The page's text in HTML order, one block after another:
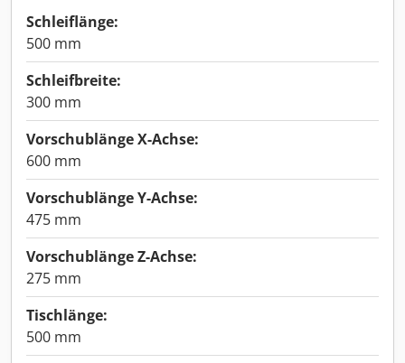
Schleiflänge:
500 mm
Schleifbreite:
300 mm
Vorschublänge X-Achse:
600 mm
Vorschublänge Y-Achse:
475 mm
Vorschublänge Z-Achse:
275 mm
Tischlänge:
500 mm